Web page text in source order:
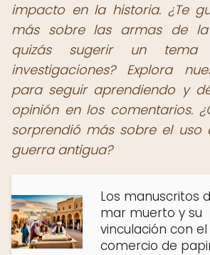
impacto en la historia. ¿Te
más sobre las armas de
quizás sugerir un tema
investigaciones? Explora
para seguir aprendiendo y
opinión en los comentarios.
sorprendió más sobre el uso
guerra antigua?
Los manuscritos
mar muerto y su
vinculación con el
comercio de